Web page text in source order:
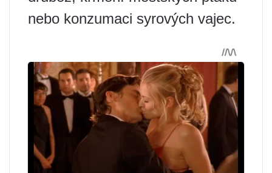
nebo konzumaci syrových vajec.